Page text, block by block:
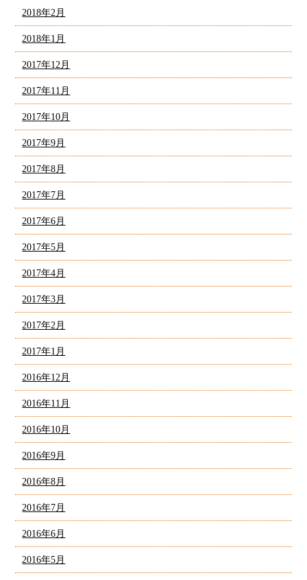
2018年2月
2018年1月
2017年12月
2017年11月
2017年10月
2017年9月
2017年8月
2017年7月
2017年6月
2017年5月
2017年4月
2017年3月
2017年2月
2017年1月
2016年12月
2016年11月
2016年10月
2016年9月
2016年8月
2016年7月
2016年6月
2016年5月